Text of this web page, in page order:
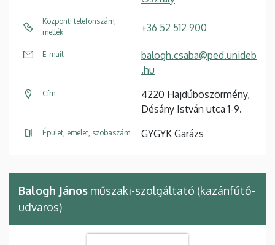
Központi telefonszám,
mellék
+36 52 512 900
E-mail
balogh.csaba@ped.unideb
.hu
Cím
4220 Hajdúböszörmény,
Désány István utca 1-9.
Épület, emelet, szobaszám GYGYK Garázs
Balogh János műszaki-szolgáltató (kazánfűtő-
udvaros)